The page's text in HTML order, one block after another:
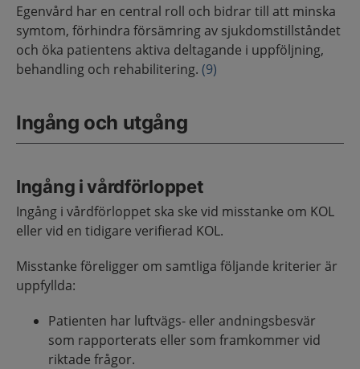
Egenvård har en central roll och bidrar till att minska
symtom, förhindra försämring av sjukdomstillståndet
och öka patientens aktiva deltagande i uppföljning,
behandling och rehabilitering. (9)
Ingång och utgång
Ingång i vårdförloppet
Ingång i vårdförloppet ska ske vid misstanke om KOL
eller vid en tidigare verifierad KOL.
Misstanke föreligger om samtliga följande kriterier är
uppfyllda:
Patienten har luftvägs- eller andningsbesvär
som rapporterats eller som framkommer vid
riktade frågor.